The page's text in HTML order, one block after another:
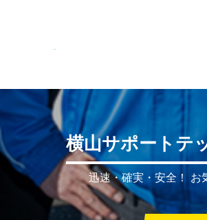
横山サポートテ
迅速・確実・安全！ お